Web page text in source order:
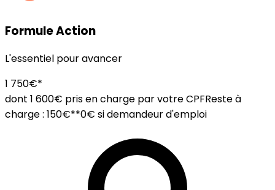
Formule Action
L'essentiel pour avancer
1 750€*
dont 1 600€ pris en charge par votre CPFReste à
charge : 150€**0€ si demandeur d'emploi